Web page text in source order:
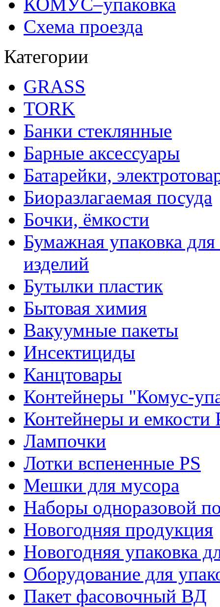
Схема проезда
Категории
GRASS
TORK
Банки стеклянные
Барные аксессуары
Батарейки,
Биоразлагаемая посуда
Бочки, ёмкости
Бумажная упаковка
изделий
Бутылки пластик
Бытовая химия
Вакуумные пакеты
Инсектициды
Канцтовары
Контейнеры "Комус-
Контейнеры и емкости
Лампочки
Лотки вспененные PS
Мешки для мусора
Наборы одноразовой
Новогодняя продукция
Новогодняя упаковка
Оборудование для
Пакет фасовочный ВД